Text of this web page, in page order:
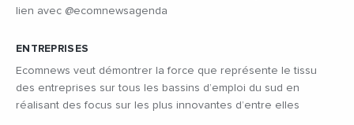
lien avec @ecomnewsagenda
ENTREPRISES
Ecomnews veut démontrer la force que représente le tissu
des entreprises sur tous les bassins d’emploi du sud en
réalisant des focus sur les plus innovantes d’entre elles